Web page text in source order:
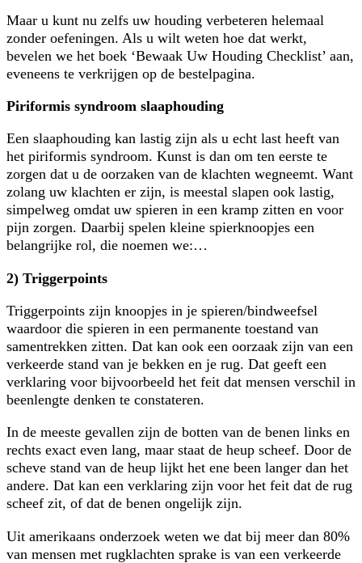
Maar u kunt nu zelfs uw houding verbeteren helemaal
zonder oefeningen. Als u wilt weten hoe dat werkt,
bevelen we het boek ‘Bewaak Uw Houding Checklist’ aan,
eveneens te verkrijgen op de bestelpagina.
Piriformis syndroom slaaphouding
Een slaaphouding kan lastig zijn als u echt last heeft van
het piriformis syndroom. Kunst is dan om ten eerste te
zorgen dat u de oorzaken van de klachten wegneemt. Want
zolang uw klachten er zijn, is meestal slapen ook lastig,
simpelweg omdat uw spieren in een kramp zitten en voor
pijn zorgen. Daarbij spelen kleine spierknoopjes een
belangrijke rol, die noemen we:…
2) Triggerpoints
Triggerpoints zijn knoopjes in je spieren/bindweefsel
waardoor die spieren in een permanente toestand van
samentrekken zitten. Dat kan ook een oorzaak zijn van een
verkeerde stand van je bekken en je rug. Dat geeft een
verklaring voor bijvoorbeeld het feit dat mensen verschil in
beenlengte denken te constateren.
In de meeste gevallen zijn de botten van de benen links en
rechts exact even lang, maar staat de heup scheef. Door de
scheve stand van de heup lijkt het ene been langer dan het
andere. Dat kan een verklaring zijn voor het feit dat de rug
scheef zit, of dat de benen ongelijk zijn.
Uit amerikaans onderzoek weten we dat bij meer dan 80%
van mensen met rugklachten sprake is van een verkeerde